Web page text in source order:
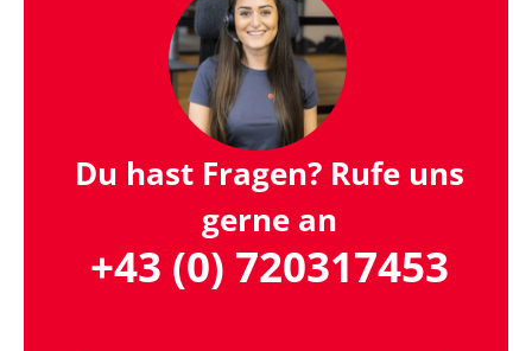
Du hast Fragen? Rufe uns
gerne an
+43 (0) 720317453